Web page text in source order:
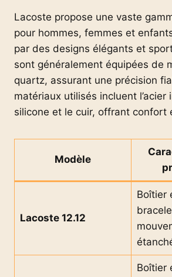
Lacoste propose une vaste
pour hommes, femmes et
par des designs élégants et
sont généralement équipées de
quartz, assurant une précision
matériaux utilisés incluent l’acier
silicone et le cuir, offrant confort
Modèle
Lacoste 12.12
Boîtier
Boîtier